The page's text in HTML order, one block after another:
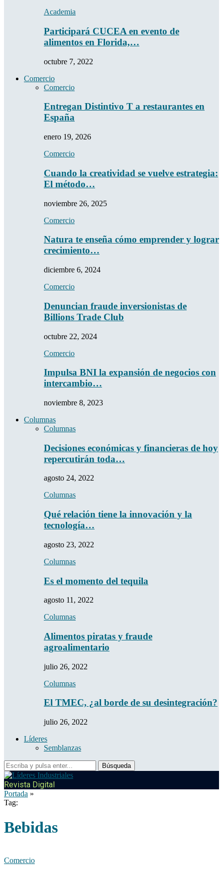
Academia
Participará CUCEA en evento de
alimentos en Florida,…
octubre 7, 2022
Comercio
Comercio
Entregan Distintivo T a restaurantes en
España
enero 19, 2026
Comercio
Cuando la creatividad se vuelve estrategia:
El método…
noviembre 26, 2025
Comercio
Natura te enseña cómo emprender y lograr
crecimiento…
diciembre 6, 2024
Comercio
Denuncian fraude inversionistas de
Billions Trade Club
octubre 22, 2024
Comercio
Impulsa BNI la expansión de negocios con
intercambio…
noviembre 8, 2023
Columnas
Columnas
Decisiones económicas y financieras de hoy
repercutirán toda…
agosto 24, 2022
Columnas
Qué relación tiene la innovación y la
tecnología…
agosto 23, 2022
Columnas
Es el momento del tequila
agosto 11, 2022
Columnas
Alimentos piratas y fraude
agroalimentario
julio 26, 2022
Columnas
El TMEC, ¿al borde de su desintegración?
julio 26, 2022
Líderes
Semblanzas
Revista Digital
Portada »
Tag:
Bebidas
Comercio